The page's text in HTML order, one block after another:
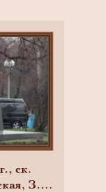
ск.
З.Г.